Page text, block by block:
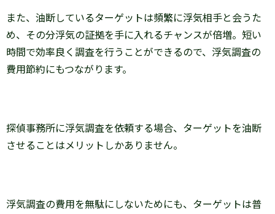
また、油断しているターゲットは頻繁に浮気相手と会うた
め、その分浮気の証拠を手に入れるチャンスが倍増。短い
時間で効率良く調査を行うことができるので、浮気調査の
費用節約にもつながります。
探偵事務所に浮気調査を依頼する場合、ターゲットを油断
させることはメリットしかありません。
浮気調査の費用を無駄にしないためにも、ターゲットは普